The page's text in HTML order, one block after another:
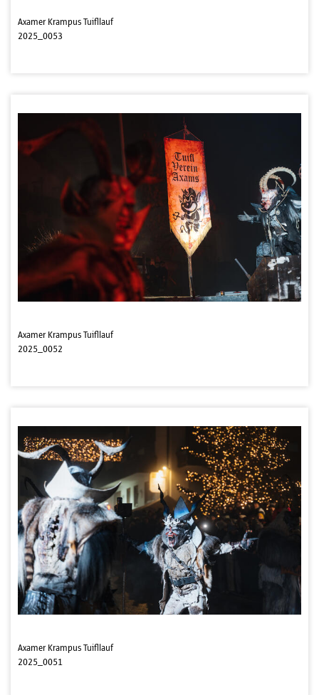
Axamer Krampus Tuifllauf
2025_0053
Axamer Krampus Tuifllauf
2025_0052
Axamer Krampus Tuifllauf
2025_0051